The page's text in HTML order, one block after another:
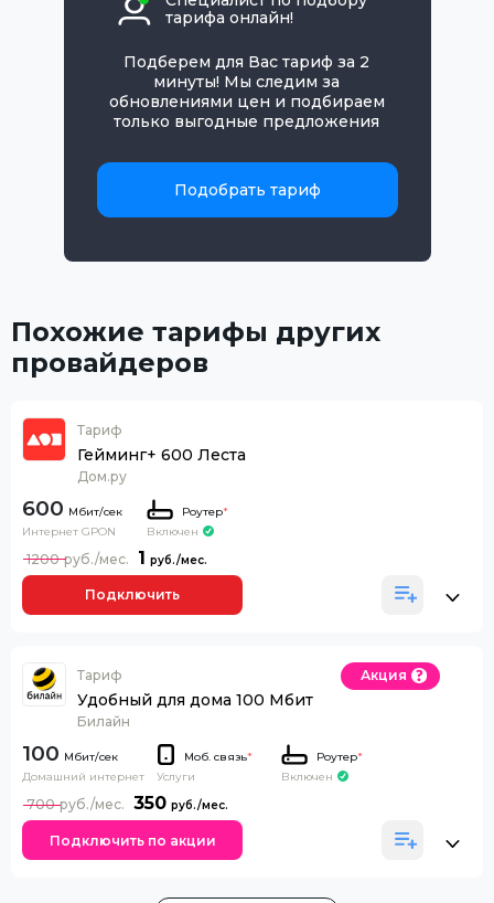
тарифа онлайн!
Подберем для Вас тариф за 2
минуты! Мы следим за
обновлениями цен и подбираем
только выгодные предложения
Подобрать тариф
Похожие тарифы других
провайдеров
Тариф
Гейминг+ 600 Леста
Дом.ру
600
Интернет GPON
Роутер*
Включен
1
1200
Подключить
Тариф
Удобный для дома 100 Мбит
Билайн
Акция
100
Домашний интернет
Моб. связь*
Услуги
Роутер*
Включен
350
700
Подключить по акции